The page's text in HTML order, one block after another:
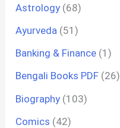
Astrology (68)
Ayurveda (51)
Banking & Finance (1)
Bengali Books PDF (26)
Biography (103)
Comics (42)